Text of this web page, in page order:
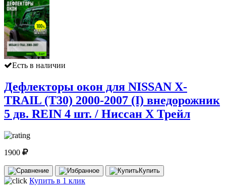
Есть в наличии
Дефлекторы окон для NISSAN X-
TRAIL (Т30) 2000-2007 (I) внедорожник
5 дв. REIN 4 шт. / Ниссан Х Трейл
1900
Купить
Купить в 1 клик